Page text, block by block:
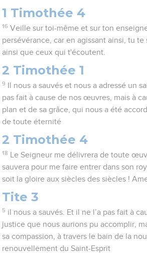
1 Timothée 4
16 Veille sur toi-même et sur ton
persévérance, car en agissant ainsi, tu te
ainsi que ceux qui t'écoutent.
2 Timothée 1
9
Il nous a sauvés et nous a adressé un
pas fait à cause de nos œuvres, mais à
plan et de sa grâce, qui nous a été
de toute éternité
2 Timothée 4
18
Le Seigneur me délivrera de toute
sauvera pour me faire entrer dans son
soit la gloire aux siècles des siècles !
Tite 3
5 il nous a sauvés. Et il ne l’a pas fait à
justice que nous aurions pu accomplir,
sa compassion, à travers le bain de la
renouvellement du Saint-Esprit